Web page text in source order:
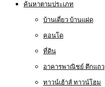
ค้นหาตามประเภท
บ้านเดี่ยว บ้านแฝด
คอนโด
ที่ดิน
อาคารพาณิชย์ ตึกแถว
ทาวน์เฮ้าส์ ทาวน์โฮม